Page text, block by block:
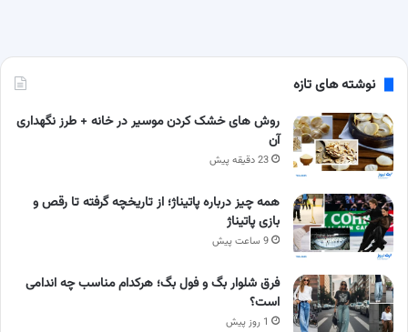
نوشته های تازه
روش های خشک کردن موسیر در خانه + طرز نگهداری
آن
23 دقیقه پیش
همه چیز درباره پاتیناژ؛ از تاریخچه گرفته تا رقص و
بازی پاتیناژ
9 ساعت پیش
فرق شلوار بگ و فول بگ؛ هرکدام مناسب چه اندامی
است؟
1 روز پیش